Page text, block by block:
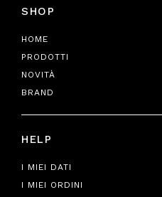
SHOP
HOME
PRODOTTI
NOVITÀ
BRAND
HELP
I MIEI DATI
I MIEI ORDINI